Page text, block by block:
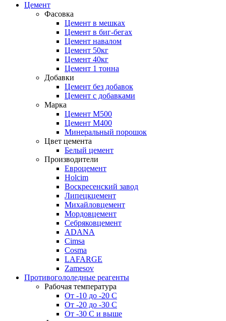
Цемент
Фасовка
Цемент в мешках
Цемент в биг-бегах
Цемент навалом
Цемент 50кг
Цемент 40кг
Цемент 1 тонна
Добавки
Цемент без добавок
Цемент с добавками
Марка
Цемент М500
Цемент М400
Минеральный порошок
Цвет цемента
Белый цемент
Производители
Евроцемент
Holcim
Воскресенский завод
Липецкцемент
Михайловцемент
Мордовцемент
Себряковцемент
ADANA
Cimsa
Cosma
LAFARGE
Zamesov
Противогололедные реагенты
Рабочая температура
От -10 до -20 С
От -20 до -30 С
От -30 С и выше